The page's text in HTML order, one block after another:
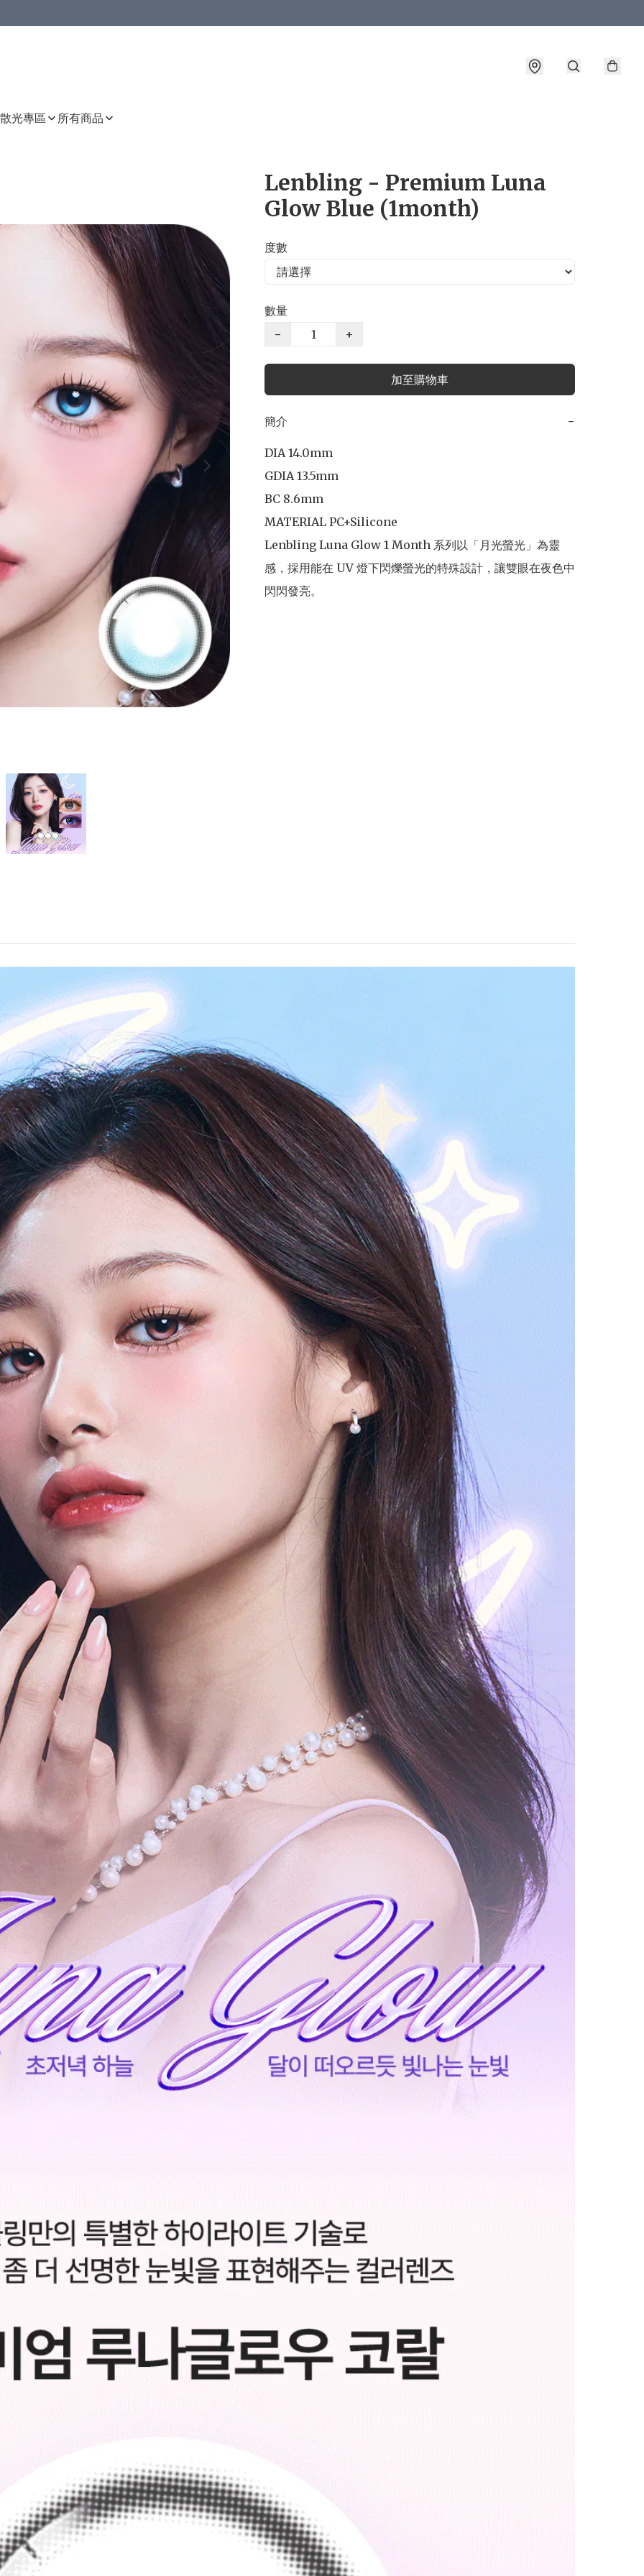
散光專區 所有商品
Lenbling - Premium Luna
Glow Blue (1month)
度數
數量
−
+
加至購物車
簡介 −
DIA 14.0mm
GDIA 13.5mm
BC 8.6mm
MATERIAL PC+Silicone
Lenbling Luna Glow 1 Month 系列以「月光螢光」為靈
感，採用能在 UV 燈下閃爍螢光的特殊設計，讓雙眼在夜色中